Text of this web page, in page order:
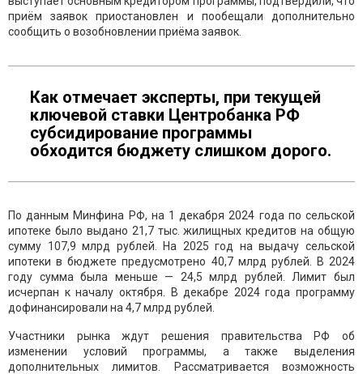
приём заявок приостановлен и пообещали дополнительно
сообщить о возобновлении приёма заявок.
Как отмечает эксперты, при текущей
ключевой ставки Центробанка РФ
субсидирование программы
обходится бюджету слишком дорого.
По данным Минфина РФ, на 1 декабря 2024 года по сельской
ипотеке было выдано 21,7 тыс. жилищных кредитов на общую
сумму 107,9 млрд рублей. На 2025 год на выдачу сельской
ипотеки в бюджете предусмотрено 40,7 млрд рублей. В 2024
году сумма была меньше — 24,5 млрд рублей. Лимит был
исчерпан к началу октября. В декабре 2024 года программу
дофинансировали на 4,7 млрд рублей.
Участники рынка ждут решения правительства РФ об
изменении условий программы, а также выделения
дополнительных лимитов. Рассматривается возможность